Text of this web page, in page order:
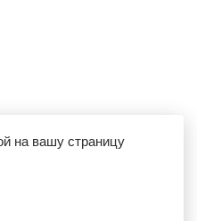
на вашу страницу